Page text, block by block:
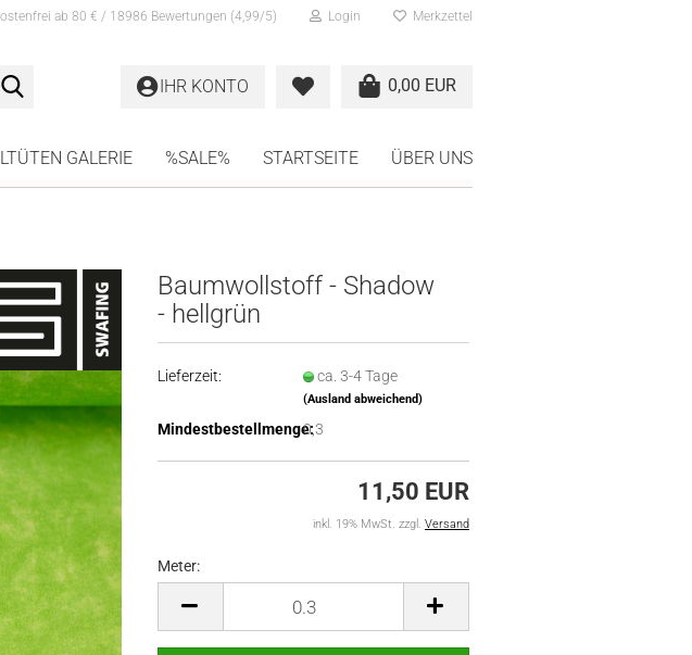
ab 80 € / 18986 Bewertungen (4,99/5) Login Merkzettel
0,00 EUR
IHR KONTO
GALERIE %SALE% STARTSEITE ÜBER UNS
Baumwollstoff - Shadow
- hellgrün
Lieferzeit: ca. 3-4 Tage
(Ausland abweichend)
Mindestbestellmenge:0,3
11,50 EUR
inkl. 19% MwSt. zzgl. Versand
Meter:
Meter